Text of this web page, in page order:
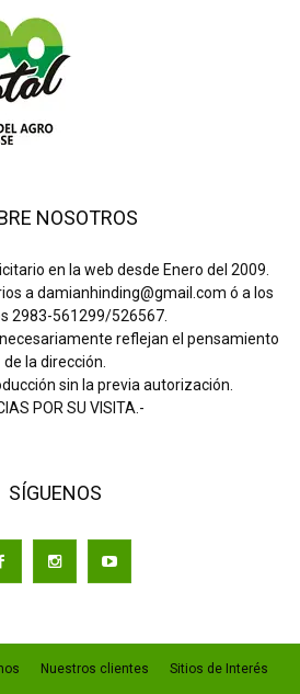
NOSOTROS
en la web desde Enero del 2009.
a damianhinding@gmail.com ó a los
2983-561299/526567.
reflejan el pensamiento
de la dirección.
sin la previa autorización.
POR SU VISITA.-
SÍGUENOS
Nuestros clientes Sitios de Interés